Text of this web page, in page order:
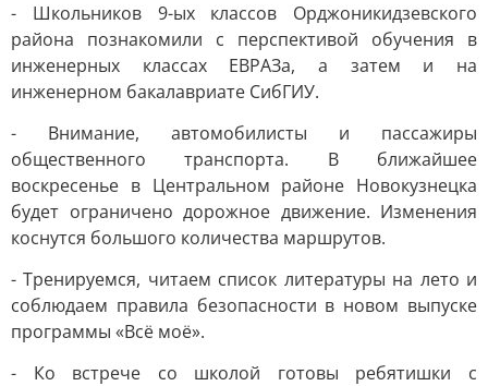
- Школьников 9-ых классов Орджоникидзевского
района познакомили с перспективой обучения в
инженерных классах ЕВРАЗа, а затем и на
инженерном бакалавриате СибГИУ.
- Внимание, автомобилисты и пассажиры
общественного транспорта. В ближайшее
воскресенье в Центральном районе Новокузнецка
будет ограничено дорожное движение. Изменения
коснутся большого количества маршрутов.
- Тренируемся, читаем список литературы на лето и
соблюдаем правила безопасности в новом выпуске
программы «Всё моё».
- Ко встрече со школой готовы ребятишки с